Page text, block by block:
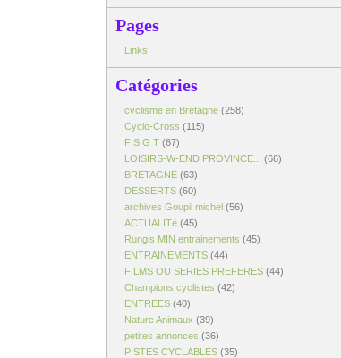
Pages
Links
Catégories
cyclisme en Bretagne (258)
Cyclo-Cross (115)
F S G T (67)
LOISIRS-W-END PROVINCE...
(66)
BRETAGNE (63)
DESSERTS (60)
archives Goupil michel (56)
ACTUALITé (45)
Rungis MIN entrainements (45)
ENTRAINEMENTS (44)
FILMS OU SERIES PREFERES (44)
Champions cyclistes (42)
ENTREES (40)
Nature Animaux (39)
petites annonces (36)
PISTES CYCLABLES (35)